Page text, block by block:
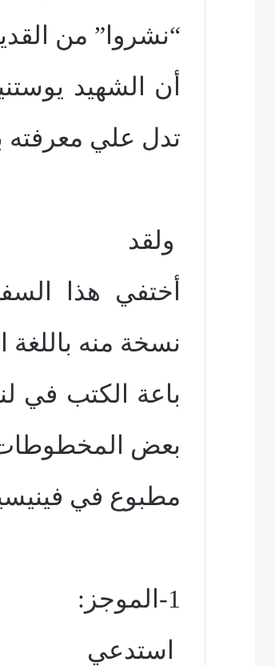
“نشروا” من
أن الشهيد
تدل علي معرفته
ولقد
أختفي هذا
نسخة منه باللغة
باعة الكتب في
بعض المخطوطات
مطبوع في
1-الموجز:
استدعي